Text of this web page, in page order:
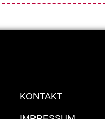
KONTAKT